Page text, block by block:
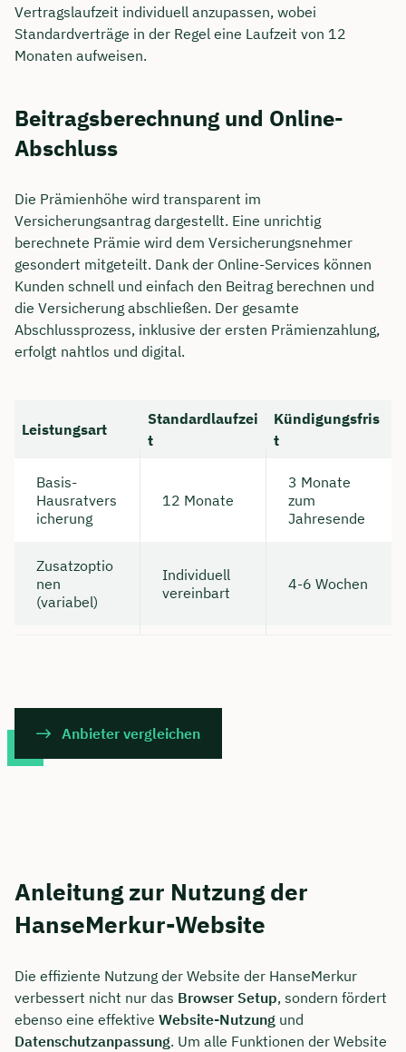
Vertragslaufzeit individuell anzupassen, wobei
Standardverträge in der Regel eine Laufzeit von 12
Monaten aufweisen.
Beitragsberechnung und Online-
Abschluss
Die Prämienhöhe wird transparent im
Versicherungsantrag dargestellt. Eine unrichtig
berechnete Prämie wird dem Versicherungsnehmer
gesondert mitgeteilt. Dank der Online-Services können
Kunden schnell und einfach den Beitrag berechnen und
die Versicherung abschließen. Der gesamte
Abschlussprozess, inklusive der ersten Prämienzahlung,
erfolgt nahtlos und digital.
Leistungsart
Standardlaufzei
t
Kündigungsfris
t
Basis-
Hausratvers
icherung
12 Monate
3 Monate
zum
Jahresende
Zusatzoptio
nen
(variabel)
Individuell
vereinbart
4-6 Wochen
Anbieter vergleichen
Anleitung zur Nutzung der
HanseMerkur-Website
Die effiziente Nutzung der Website der HanseMerkur
verbessert nicht nur das Browser Setup, sondern fördert
ebenso eine effektive Website-Nutzung und
Datenschutzanpassung. Um alle Funktionen der Website